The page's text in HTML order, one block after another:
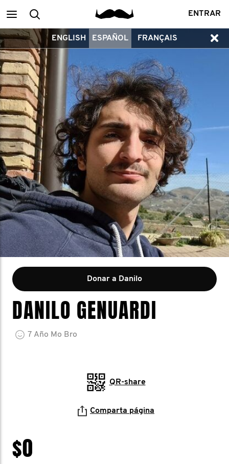
Main
menu
Buscar ENTRAR
ENGLISH ESPAÑOL FRANÇAIS
Donar a Danilo
DANILO GENUARDI
7 Año Mo Bro
QR-share
Comparta página
$0